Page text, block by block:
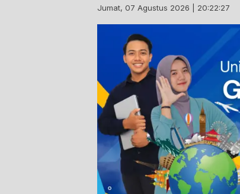
Jumat, 07 Agustus 2026 | 20:22:28